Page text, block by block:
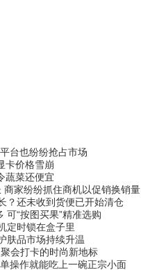
台也纷纷抢占市场
卡价格雪崩
蔬菜还便宜
商家纷纷抓住商机以促销换销量
？还未收到货便已开始清仓
可“按图买果”精准选购
定时锁在盒子里
肤品市场持续升温
会打卡的时尚新地标
操作就能吃上一碗正宗小面